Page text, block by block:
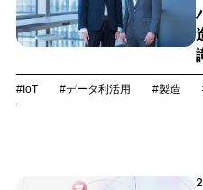
#IoT #データ利活用 #製造